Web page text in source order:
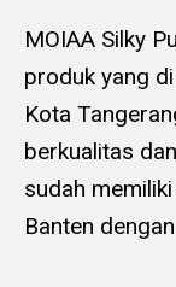
MOIAA Silky
produk yang
Kota
berkualitas
sudah
Banten